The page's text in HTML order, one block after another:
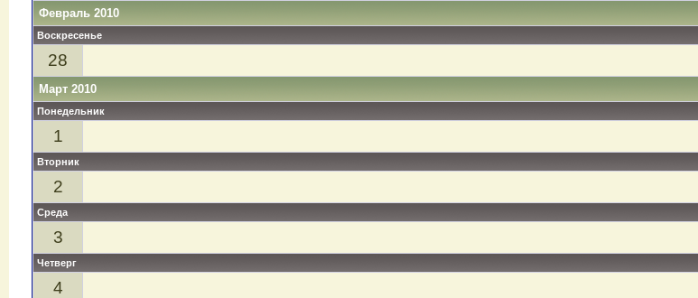
Февраль 2010
Воскресенье
28
Март 2010
Понедельник
1
Вторник
2
Среда
3
Четверг
4